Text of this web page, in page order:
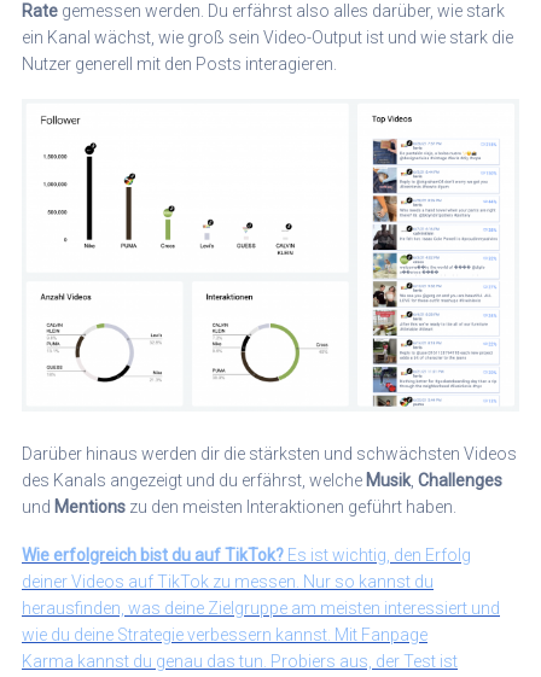
Rate gemessen werden. Du erfährst also alles darüber, wie stark
ein Kanal wächst, wie groß sein Video-Output ist und wie stark die
Nutzer generell mit den Posts interagieren.
Darüber hinaus werden dir die stärksten und schwächsten Videos
des Kanals angezeigt und du erfährst, welche Musik, Challenges
und Mentions zu den meisten Interaktionen geführt haben.
Wie erfolgreich bist du auf TikTok? Es ist wichtig, den Erfolg
deiner Videos auf TikTok zu messen. Nur so kannst du
herausfinden, was deine Zielgruppe am meisten interessiert und
wie du deine Strategie verbessern kannst. Mit Fanpage
Karma kannst du genau das tun. Probiers aus, der Test ist